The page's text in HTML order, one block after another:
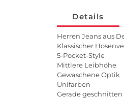
Details
Herren Jeans aus
Klassischer
5-Pocket-Style
Mittlere Leibhöhe
Gewaschene Optik
Unifarben
Gerade geschnitten